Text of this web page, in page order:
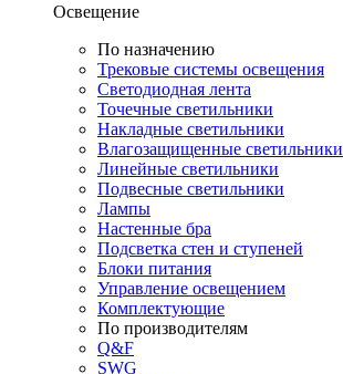
Освещение
По назначению
Трековые системы освещения
Светодиодная лента
Точечные светильники
Накладные светильники
Влагозащищенные светильники
Линейные светильники
Подвесные светильники
Лампы
Настенные бра
Подсветка стен и ступеней
Блоки питания
Управление освещением
Комплектующие
По производителям
Q&F
SWG